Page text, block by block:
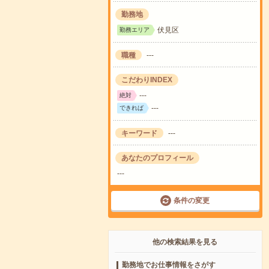
勤務地
勤務エリア 伏見区
職種 ---
こだわりINDEX
絶対 ---
できれば ---
キーワード ---
あなたのプロフィール
---
条件の変更
他の検索結果を見る
勤務地でお仕事情報をさがす